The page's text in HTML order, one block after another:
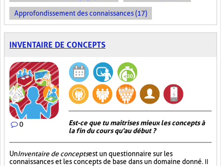
Approfondissement des connaissances (17)
INVENTAIRE DE CONCEPTS
0
Est-ce que tu maitrises mieux les concepts à
la fin du cours qu'au début ?
UnInventaire de conceptsest un questionnaire sur les
connaissances et les concepts de base dans un domaine donné. Il